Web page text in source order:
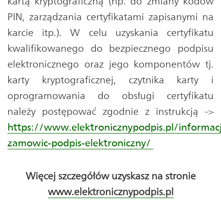
PIN, zarządzania certyfikatami zapisanymi na
karcie itp.). W celu uzyskania certyfikatu
kwalifikowanego do bezpiecznego podpisu
elektronicznego oraz jego komponentów tj.
karty kryptograficznej, czytnika karty i
oprogramowania do obsługi certyfikatu
należy postępować zgodnie z instrukcją ->
https://www.elektronicznypodpis.pl/
zamowic-podpis-elektroniczny/
Więcej szczegółów uzyskasz na stronie
www.elektronicznypodpis.pl